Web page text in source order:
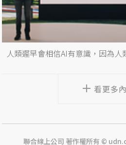
人類遲早會相信AI有意識，因為人
看更多
聯合線上公司 著作權所有 ©